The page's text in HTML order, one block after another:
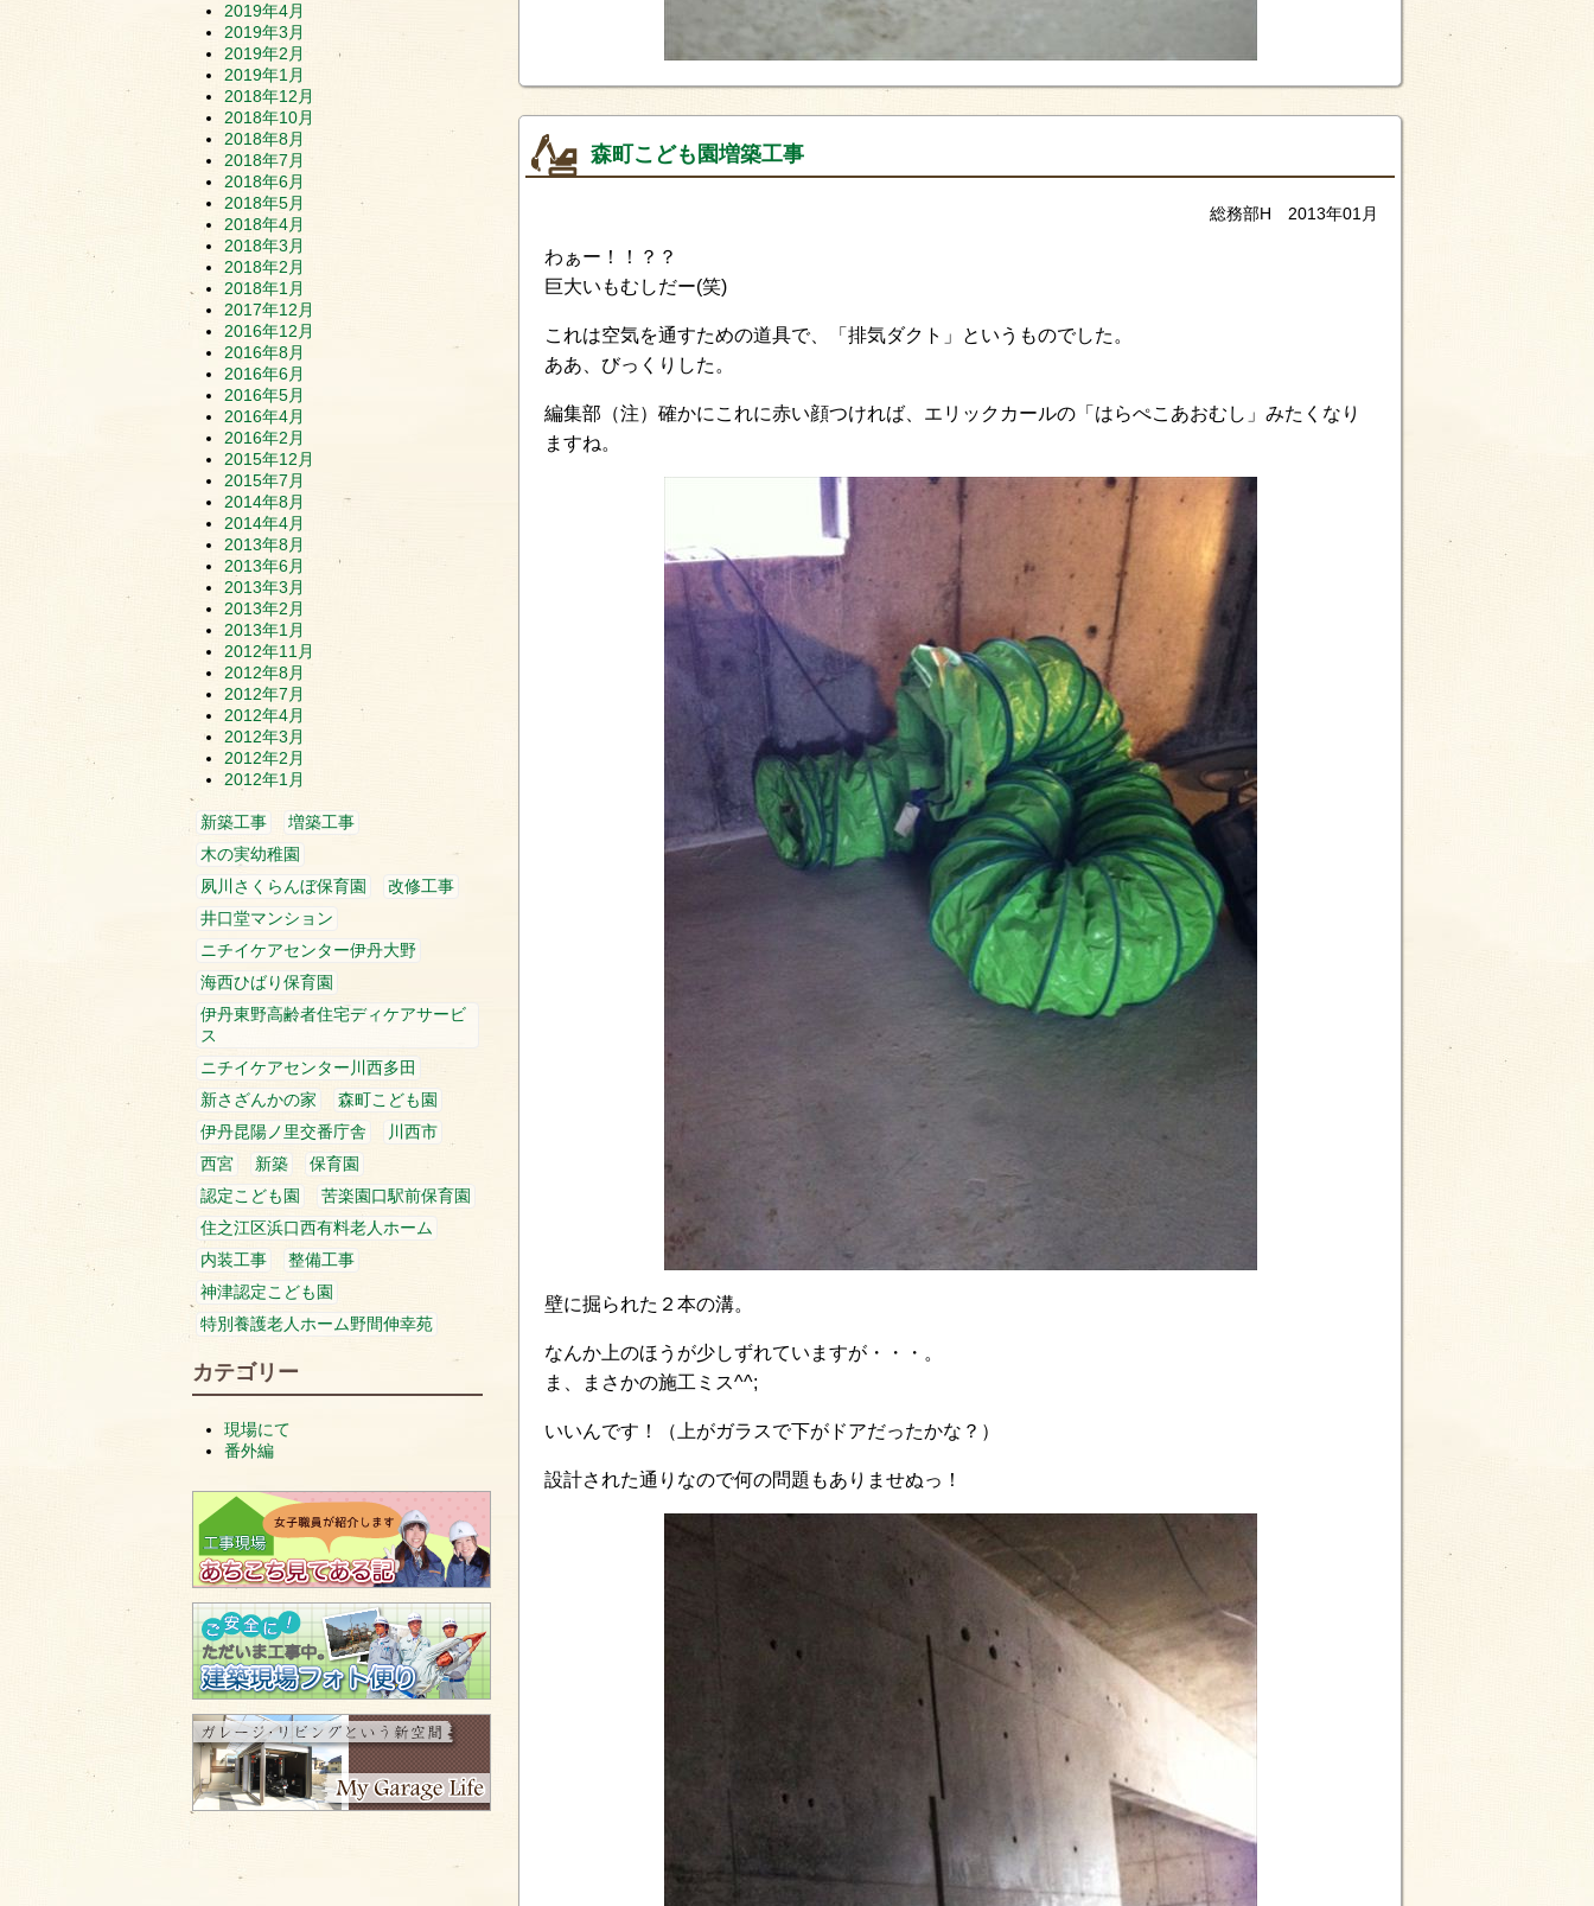
森町こども園増築工事
総務部H 2013年01月
わぁー！！？？
巨大いもむしだー(笑)
これは空気を通すための道具で、「排気ダクト」というものでした。
ああ、びっくりした。
編集部（注）確かにこれに赤い顔つければ、エリックカールの「はらぺこあおむし」みたくなり
ますね。
壁に掘られた２本の溝。
なんか上のほうが少しずれていますが・・・。
ま、まさかの施工ミス^^;
いいんです！（上がガラスで下がドアだったかな？）
設計された通りなので何の問題もありませぬっ！
2019年4月
2019年3月
2019年2月
2019年1月
2018年12月
2018年10月
2018年8月
2018年7月
2018年6月
2018年5月
2018年4月
2018年3月
2018年2月
2018年1月
2017年12月
2016年12月
2016年8月
2016年6月
2016年5月
2016年4月
2016年2月
2015年12月
2015年7月
2014年8月
2014年4月
2013年8月
2013年6月
2013年3月
2013年2月
2013年1月
2012年11月
2012年8月
2012年7月
2012年4月
2012年3月
2012年2月
2012年1月
新築工事
増築工事
木の実幼稚園
夙川さくらんぼ保育園
改修工事
井口堂マンション
ニチイケアセンター伊丹大野
海西ひばり保育園
伊丹東野高齢者住宅ディケアサービ
ス
ニチイケアセンター川西多田
新さざんかの家
森町こども園
伊丹昆陽ノ里交番庁舎
川西市
西宮
新築
保育園
認定こども園
苦楽園口駅前保育園
住之江区浜口西有料老人ホーム
内装工事
整備工事
神津認定こども園
特別養護老人ホーム野間伸幸苑
カテゴリー
現場にて
番外編